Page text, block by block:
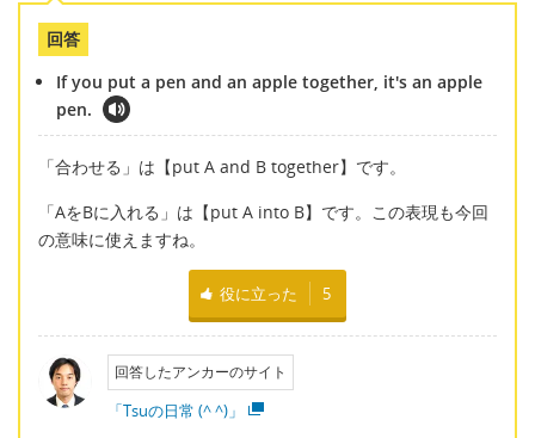
回答
If you put a pen and an apple together, it's an apple
pen.
「合わせる」は【put A and B together】です。
「AをBに入れる」は【put A into B】です。この表現も今回
の意味に使えますね。
役に立った 5
回答したアンカーのサイト
「Tsuの日常 (^ ^)」